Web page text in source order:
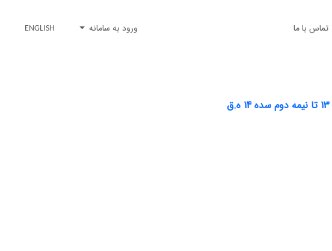
تماس با ما ورود به سامانه ENGLISH